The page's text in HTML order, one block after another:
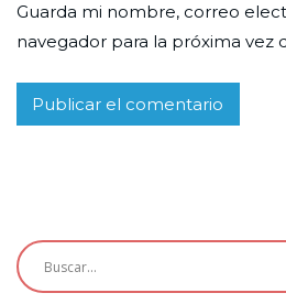
Guarda mi nombre, correo
navegador para la próxima vez